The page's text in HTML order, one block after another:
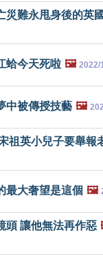
災難永甩身後的英
蛤今天死啦 🖼️ 2022/
中被傳授技藝 🖼️
祖英小兒子要舉報
最大奢望是這個 🖼️
頭 讓他無法再作惡